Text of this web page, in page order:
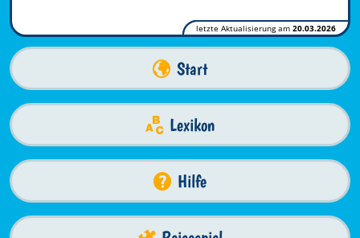
letzte Aktualisierung am 20.03.2026
Start
Lexikon
Hilfe